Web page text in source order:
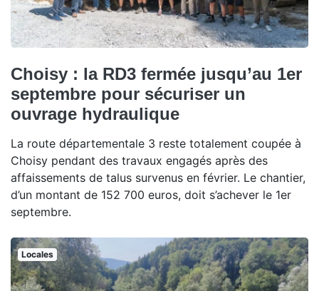
Choisy : la RD3 fermée jusqu’au 1er
septembre pour sécuriser un
ouvrage hydraulique
La route départementale 3 reste totalement coupée à
Choisy pendant des travaux engagés après des
affaissements de talus survenus en février. Le chantier,
d’un montant de 152 700 euros, doit s’achever le 1er
septembre.
Locales